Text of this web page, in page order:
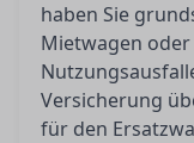
haben Sie
Mietwagen oder
Versicherung
für den